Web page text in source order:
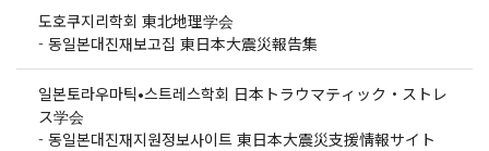
도호쿠지리학회 東北地理学会
- 동일본대진재보고집 東日本大震災報告集
일본토라우마틱•스트레스학회 日本トラウマティック・ストレ
ス学会
- 동일본대진재지원정보사이트 東日本大震災支援情報サイト